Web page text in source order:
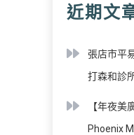
近期文
張店市平
打森和診
【年夜美
Phoenix